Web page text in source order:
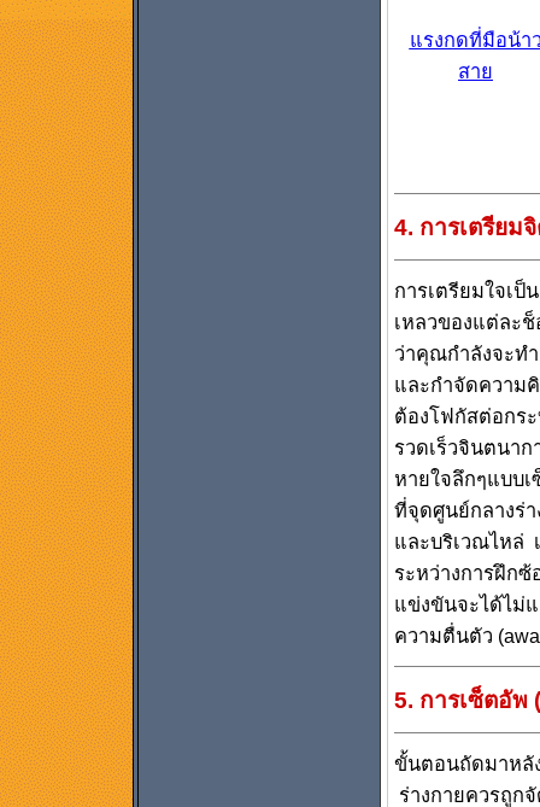
แรงกดที่มือน้า
สาย
4. การเตรียม
การเตรียมใจเ
เหลวของแต่ละ
ว่าคุณกำลังจะท
และกำจัดความ
ต้องโฟกัสต่อกร
รวดเร็วจินตนา
หายใจลึกๆแบบเ
ที่จุดศูนย์กลางร่
และบริเวณไหล่
ระหว่างการฝึก
แข่งขันจะได้ไม่
ความตื่นตัว
5. การเซ็ตอัพ
ขั้นตอนถัดมาหลั
ร่างกายควรถูก